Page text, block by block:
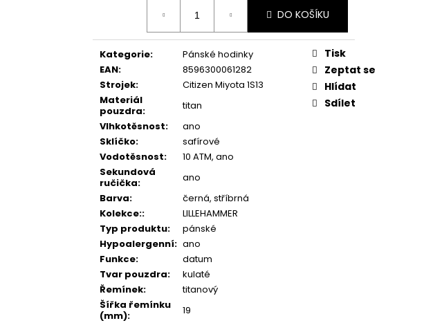
DO KOŠÍKU
Kategorie:
Pánské hodinky
EAN:
8596300061282
Strojek:
Citizen Miyota 1S13
Materiál
pouzdra:
titan
Vlhkotěsnost:
ano
Sklíčko:
safírové
Vodotěsnost:
10 ATM, ano
Sekundová
ručička:
ano
Barva:
černá, stříbrná
Kolekce::
LILLEHAMMER
Typ produktu:
pánské
Hypoalergenní: ano
Funkce:
datum
Tvar pouzdra:
kulaté
Řemínek:
titanový
Šířka řemínku
(mm): 19
Tisk
Zeptat se
Hlídat
Sdílet